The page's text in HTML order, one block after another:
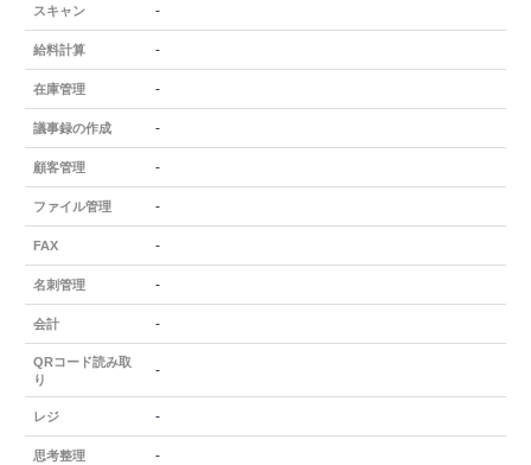
スキャン -
給料計算 -
在庫管理 -
議事録の作成 -
顧客管理 -
ファイル管理 -
FAX -
名刺管理 -
会計 -
QRコード読み取
り
-
レジ -
思考整理 -